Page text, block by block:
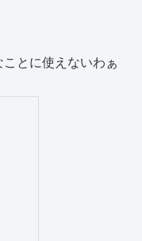
とに使えないわぁ